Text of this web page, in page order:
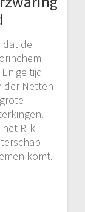
dat de
tijd
der Netten
Rijk
komt.